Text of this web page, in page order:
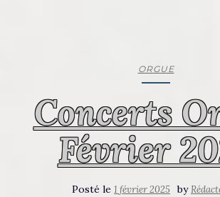
ORGUE
Concerts
Février
Posté le 1 février 2025 by